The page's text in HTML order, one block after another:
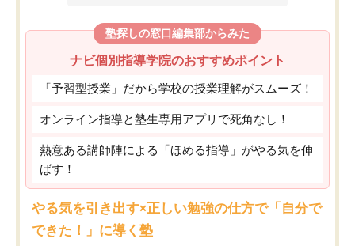
塾探しの窓口編集部からみた
ナビ個別指導学院のおすすめポイント
「予習型授業」だから学校の授業理解がスムーズ！
オンライン指導と塾生専用アプリで死角なし！
熱意ある講師陣による「ほめる指導」がやる気を伸
ばす！
やる気を引き出す×正しい勉強の仕方で「自分で
できた！」に導く塾